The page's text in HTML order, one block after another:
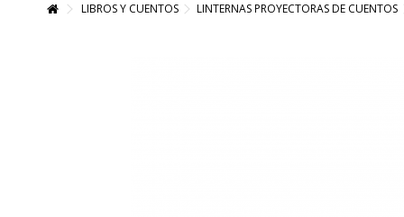
LIBROS Y CUENTOS LINTERNAS PROYECTORAS DE CUENTOS